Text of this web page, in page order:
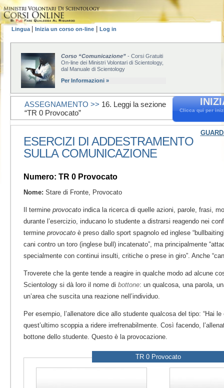
Lingua Inizia un corso on-line Log in
Corso “Comunicazione” - Corsi Gratuiti
On-line dei Ministri Volontari di Scientology,
dal Manuale di Scientology
Per Informazioni »
Clicca qui per
ASSEGNAMENTO >> 16. Leggi la sezione
“TR 0 Provocato”
ESERCIZI DI ADDESTRAMENTO
SULLA COMUNICAZIONE
Numero: TR 0 Provocato
Nome: Stare di Fronte, Provocato
Il termine provocato indica la ricerca di quelle azioni, parole, frasi,
durante l’esercizio, inducano lo studente a distrarsi reagendo nei
termine provocato è preso dallo sport spagnolo ed inglese
cani contro un toro (inglese bull) incatenato”, ma principalmente
specialmente con continui insulti, critiche o prese in giro”. Anche
Troverete che la gente tende a reagire in qualche modo ad alcune
Scientology si dà loro il nome di bottone: un qualcosa, una parola,
un’area che suscita una reazione nell’individuo.
Per esempio, l’allenatore dice allo studente qualcosa del tipo: “Hai
quest’ultimo scoppia a ridere irrefrenabilmente. Così facendo,
bottone dello studente. Questo è la provocazione.
TR 0 Provocato